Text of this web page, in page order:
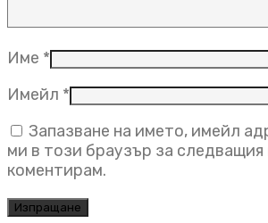
Име *
Имейл *
Запазване на името, имейл
ми в този браузър за следващия
коментирам.